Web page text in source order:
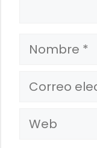
Nombre
Correo
electrónico
Web